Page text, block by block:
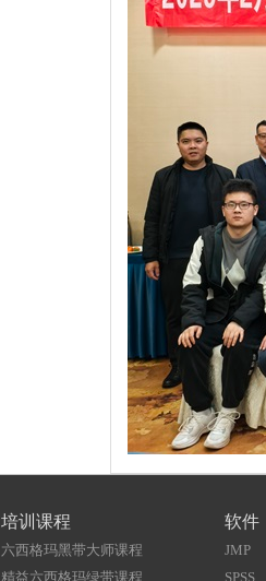
培训课程
六西格玛黑带大师课程
精益六西格玛绿带课程
软件
JMP
SPSS